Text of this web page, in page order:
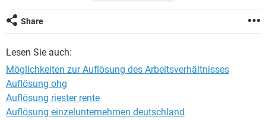
dessen, dass ich gerne mit 63 Jahren in den abzugsfreien
Ruhestand gehen möchte, sollte ich dem Arbeitgeber einen
Jahren in einer psychiatrischen Klinik. Wie gehe ich taktisch
vor? Zumal das eventuelle Arbeitslosengeld sich nach dem
geminderten derzeitigen Einkommen berechnet.
Share
Lesen Sie auch:
Möglichkeiten zur Auflösung des Arbeitsverhältnisses
Auflösung ohg
Auflösung riester rente
Auflösung einzelunternehmen deutschland